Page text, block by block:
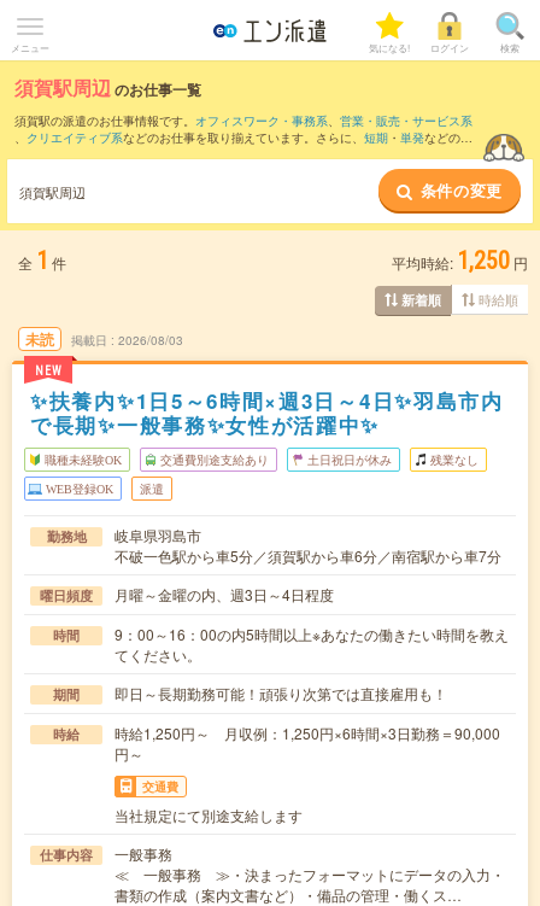
メニュー 気になる! ログイン 検索
須賀駅周辺のお仕事一覧
須賀駅の派遣のお仕事情報です。 オフィスワーク・事務系、 営業・販売・サービス系
、 クリエイティブ系などのお仕事を取り揃えています。さらに、 短期 ・ 単発などの期
また、岐阜駅
など近隣駅のお仕事も
ご確認いただけます。
須賀駅周辺 条件の変更
全 1 件 平均時給: 1,250 円
新着順 時給順
未読
NEW
掲載日 2026/08/03
✨扶養内✨1日5～6時間×週3日～4日✨羽島市内
で長期✨一般事務✨女性が活躍中✨
職種未経験OK 交通費別途支給あり 土日祝日が休み 残業なし
WEB登録OK 派遣
勤務地
岐阜県羽島市
不破一色駅から車5分／須賀駅から車6分／南宿駅から車7分
曜日頻度 月曜～金曜の内、週3日～4日程度
時間
9：00～16：00の内5時間以上※あなたの働きたい時間を教え
てください。
期間 即日～長期勤務可能！頑張り次第では直接雇用も！
時給
時給1,250円～ 月収例：1,250円×6時間×3日勤務＝90,000
円～
交通費
当社規定にて別途支給します
仕事内容
一般事務
≪ 一般事務 ≫・決まったフォーマットにデータの入力・
書類の作成（案内文書など）・備品の管理・働くス…